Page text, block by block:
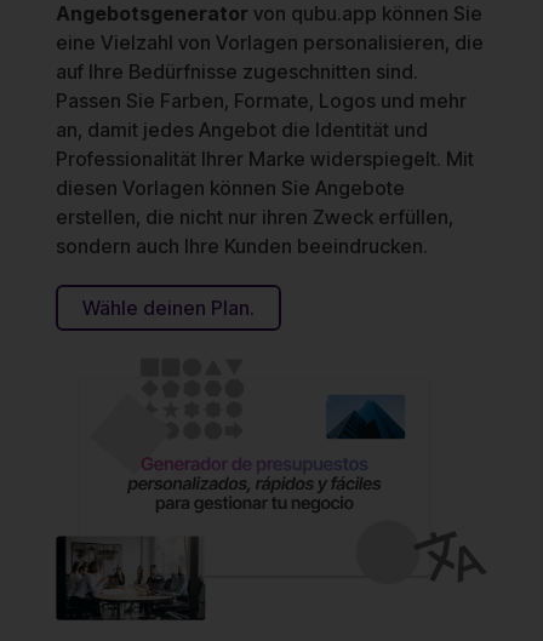
Angebotsgenerator von qubu.app können Sie
eine Vielzahl von Vorlagen personalisieren, die
auf Ihre Bedürfnisse zugeschnitten sind.
Passen Sie Farben, Formate, Logos und mehr
an, damit jedes Angebot die Identität und
Professionalität Ihrer Marke widerspiegelt. Mit
diesen Vorlagen können Sie Angebote
erstellen, die nicht nur ihren Zweck erfüllen,
sondern auch Ihre Kunden beeindrucken.
Wähle deinen Plan.